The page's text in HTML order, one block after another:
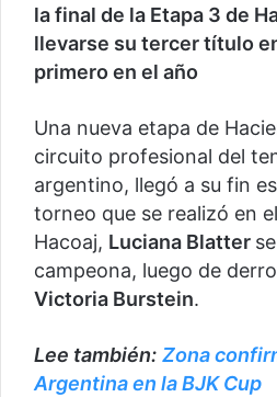
la final de la Etapa 3 de
llevarse su tercer título
primero en el año
Una nueva etapa de
circuito profesional del
argentino, llegó a su fin
torneo que se realizó en
Hacoaj, Luciana Blatter
campeona, luego de
Victoria Burstein.
Lee también: Zona
Argentina en la BJK Cup